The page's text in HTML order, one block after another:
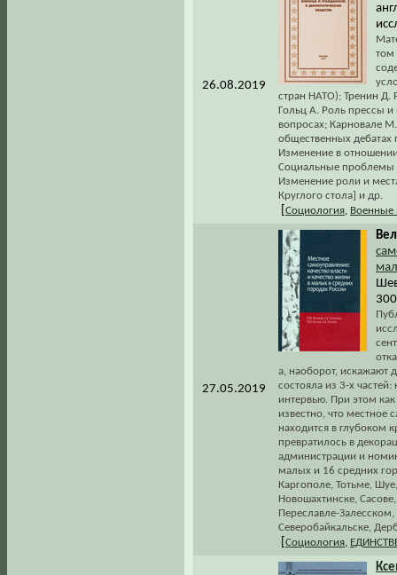
26.08.2019
том
стран НАТО); Тренин Д.
Гольц А. Роль прессы и
вопросах; Карновале
общественных
Изменение в
Социальные проблемы
Изменение роли и
Круглого стола] и др.
Социология Военные
27.05.2019
а, наоборот, искажают
состояла из 3-х
интервью. При этом
известно, что
находится в глубоком
превратилось в
администрации и
малых и 16 средних
Каргополе, Тотьме,
Новошахтинске,
Переславле-
Северобайкальске,
Социология